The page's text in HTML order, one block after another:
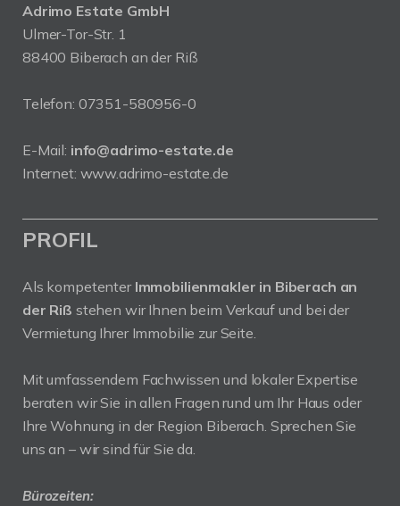
Adrimo Estate GmbH
Ulmer-Tor-Str. 1
88400 Biberach an der Riß
Telefon: 07351-580956-0
E-Mail: info@adrimo-estate.de
Internet: www.adrimo-estate.de
PROFIL
Als kompetenter Immobilienmakler in Biberach an
der Riß stehen wir Ihnen beim Verkauf und bei der
Vermietung Ihrer Immobilie zur Seite.
Mit umfassendem Fachwissen und lokaler Expertise
beraten wir Sie in allen Fragen rund um Ihr Haus oder
Ihre Wohnung in der Region Biberach. Sprechen Sie
uns an – wir sind für Sie da.
Bürozeiten: